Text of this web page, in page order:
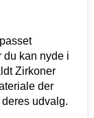
du kan nyde i
Zirkoner
der
udvalg.